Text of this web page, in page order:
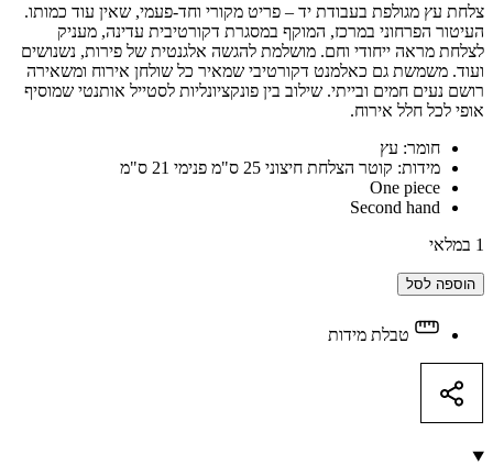
צלחת עץ מגולפת בעבודת יד – פריט מקורי וחד-פעמי, שאין עוד כמותו.
העיטור הפרחוני במרכז, המוקף במסגרת דקורטיבית עדינה, מעניק
לצלחת מראה ייחודי וחם. מושלמת להגשה אלגנטית של פירות, נשנושים
ועוד. משמשת גם כאלמנט דקורטיבי שמאיר כל שולחן אירוח ומשאירה
רושם נעים חמים ובייתי. שילוב בין פונקציונליות לסטייל אותנטי שמוסיף
אופי לכל חלל אירוח.
חומר: עץ
מידות: קוטר הצלחת חיצוני 25 ס"מ פנימי 21 ס"מ
One piece
Second hand
1 במלאי
צלחת
עץ
מגולפת
בעבודת
יד
quantity
הוספה לסל
טבלת מידות